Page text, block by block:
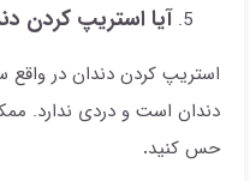
آیا استریپ کردن
استریپ کردن دندان در واقع
دندان است و دردی ندارد.
حس کنید.